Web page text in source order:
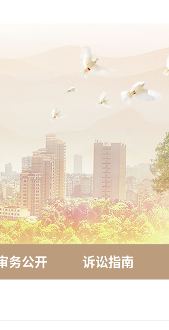
务公开 诉讼指南